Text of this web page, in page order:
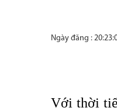
Ngày đăng :
Với thời